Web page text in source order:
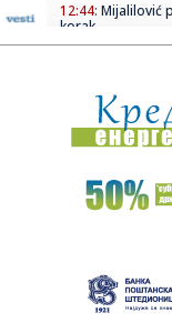
12:44: Mijalilović
korak
12:37:
pozajmicu u El...
12:36:Tramp
Šalje mu ...
12:34: